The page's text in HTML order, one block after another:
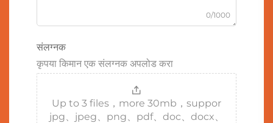
0/1000
संलग्नक
कृपया किमान एक संलग्नक अपलोड करा
Up to 3 files，more 30mb，suppor
jpg、jpeg、png、pdf、doc、docx、